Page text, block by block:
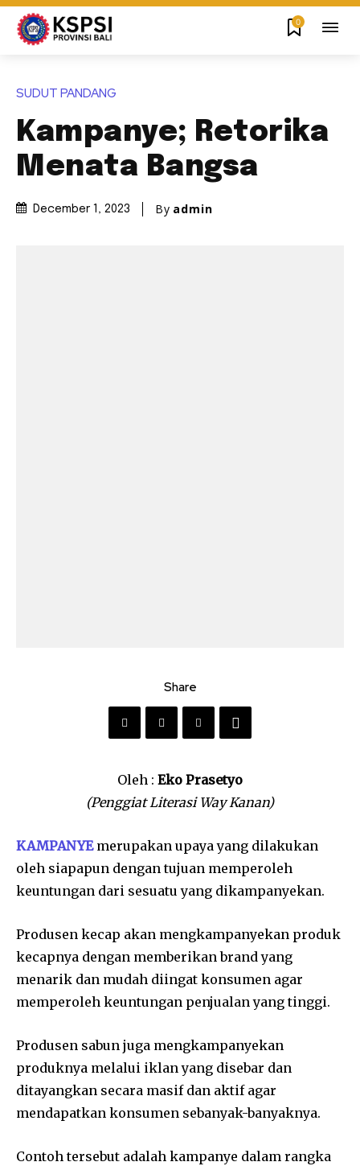
0
SUDUT PANDANG
Kampanye; Retorika
Menata Bangsa
December 1, 2023 By admin
Share
Oleh : Eko Prasetyo
(Penggiat Literasi Way Kanan)
KAMPANYEmerupakan upaya yang dilakukan
oleh siapapun dengan tujuan memperoleh
keuntungan dari sesuatu yang dikampanyekan.
Produsen kecap akan mengkampanyekan produk
kecapnya dengan memberikan brand yang
menarik dan mudah diingat konsumen agar
memperoleh keuntungan penjualan yang tinggi.
Produsen sabun juga mengkampanyekan
produknya melalui iklan yang disebar dan
ditayangkan secara masif dan aktif agar
mendapatkan konsumen sebanyak-banyaknya.
Contoh tersebut adalah kampanye dalam rangka